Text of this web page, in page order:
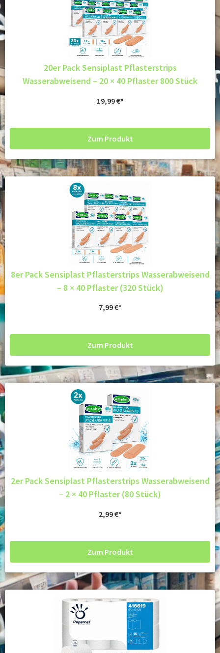
20er Pack Sensiplast Pflasterstrips
Wasserabweisend – 20 × 40 Pflaster 800 Stück
19,99€
Zum Produkt
8er Pack Sensiplast Pflasterstrips Wasserabweisend
– 8 × 40 Pflaster (320 Stück)
7,99€
Zum Produkt
2er Pack Sensiplast Pflasterstrips Wasserabweisend
– 2 × 40 Pflaster (80 Stück)
2,99€
Zum Produkt